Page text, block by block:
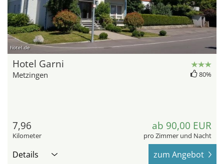
hotel.de
Hotel Garni
Metzingen 80%
7,96
Kilometer
ab 90,00 EUR
pro Zimmer und Nacht
Details zum Angebot